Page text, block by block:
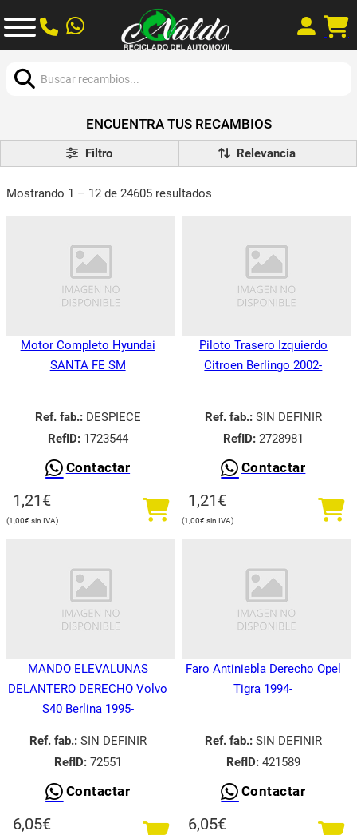
ENCUENTRA TUS RECAMBIOS
Filtro
Mostrando 1 – 12 de 24605 resultados
Motor Completo Hyundai
SANTA FE SM
Ref. fab.:DESPIECE
RefID:1723544
Contactar
1,21€
1,00€
Piloto Trasero Izquierdo
Citroen Berlingo 2002-
Ref. fab.:SIN DEFINIR
RefID:2728981
Contactar
1,21€
1,00€
MANDO ELEVALUNAS
DELANTERO DERECHO Volvo
S40 Berlina 1995-
Ref. fab.:SIN DEFINIR
RefID:72551
Contactar
6,05€
Faro Antiniebla Derecho Opel
Tigra 1994-
Ref. fab.:SIN DEFINIR
RefID:421589
Contactar
6,05€